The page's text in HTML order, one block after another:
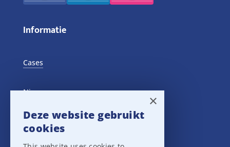
Informatie
Cases
Nieuws
Training Events
×
Deze website gebruikt
cookies